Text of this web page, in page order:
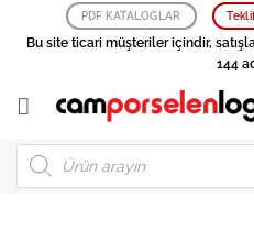
PDF KATALOGLAR
Bu site ticari müşteriler içindir,
144
Products
search